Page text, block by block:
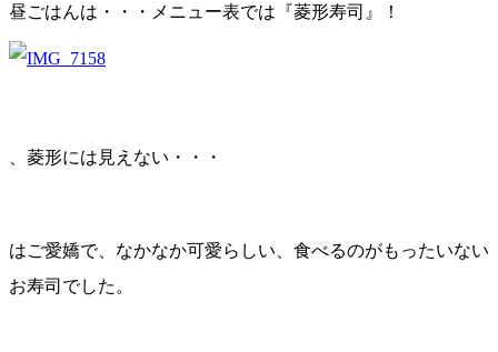
昼ごはんは・・・メニュー表では『菱形寿司』！
、菱形には見えない・・・
はご愛嬌で、なかなか可愛らしい、食べるのがもったいない
お寿司でした。